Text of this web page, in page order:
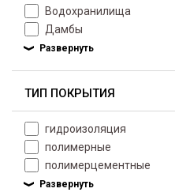
Водохранилища
Дамбы
ТИП ПОКРЫТИЯ
гидроизоляция
полимерные
полимерцементные